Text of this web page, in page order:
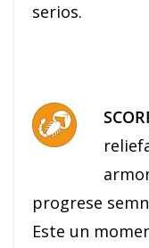
serios.
progrese
Este un